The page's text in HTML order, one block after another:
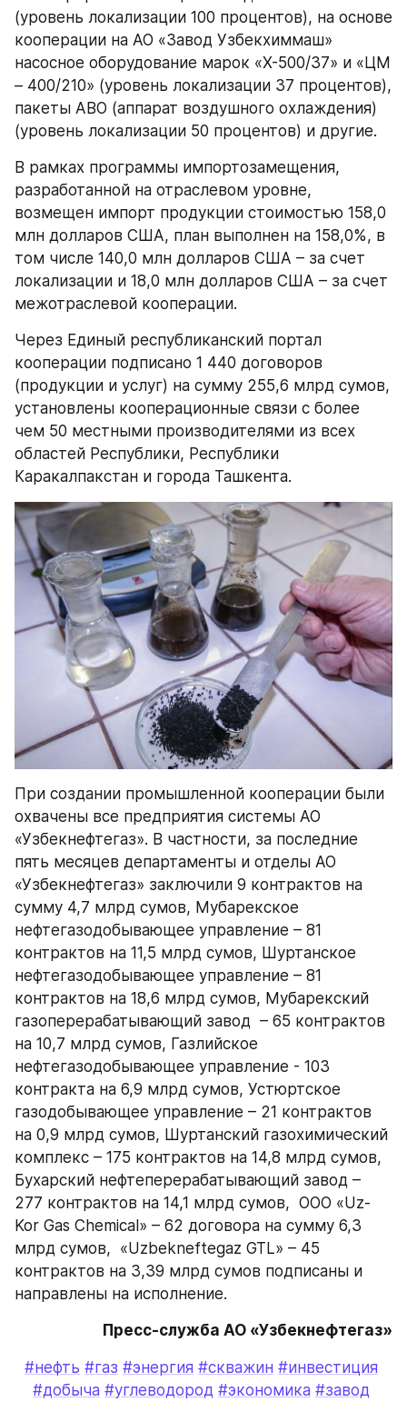
(уровень локализации 100 процентов), на основе
кооперации на АО «Завод Узбекхиммаш»
насосное оборудование марок «Х-500/37» и «ЦМ
– 400/210» (уровень локализации 37 процентов),
пакеты АВО (аппарат воздушного охлаждения)
(уровень локализации 50 процентов) и другие.
В рамках программы импортозамещения,
разработанной на отраслевом уровне,
возмещен импорт продукции стоимостью 158,0
млн долларов США, план выполнен на 158,0%, в
том числе 140,0 млн долларов США – за счет
локализации и 18,0 млн долларов США – за счет
межотраслевой кооперации.
Через Единый республиканский портал
кооперации подписано 1 440 договоров
(продукции и услуг) на сумму 255,6 млрд сумов,
установлены кооперационные связи с более
чем 50 местными производителями из всех
областей Республики, Республики
Каракалпакстан и города Ташкента.
При создании промышленной кооперации были
охвачены все предприятия системы АО
«Узбекнефтегаз». В частности, за последние
пять месяцев департаменты и отделы АО
«Узбекнефтегаз» заключили 9 контрактов на
сумму 4,7 млрд сумов, Мубарекское
нефтегазодобывающее управление – 81
контрактов на 11,5 млрд сумов, Шуртанское
нефтегазодобывающее управление – 81
контрактов на 18,6 млрд сумов, Мубарекский
газоперерабатывающий завод  – 65 контрактов
на 10,7 млрд сумов, Газлийское
нефтегазодобывающее управление - 103
контракта на 6,9 млрд сумов, Устюртское
газодобывающее управление – 21 контрактов
на 0,9 млрд сумов, Шуртанский газохимический
комплекс – 175 контрактов на 14,8 млрд сумов,
Бухарский нефтеперерабатывающий завод –
277 контрактов на 14,1 млрд сумов,  ООО «Uz-
Kor Gas Chemical» – 62 договора на сумму 6,3
млрд сумов,  «Uzbekneftegaz GTL» – 45
контрактов на 3,39 млрд сумов подписаны и
направлены на исполнение.
Пресс-служба АО «Узбекнефтегаз»
#нефть #газ #энергия #скважин #инвестиция
#добыча #углеводород #экономика #завод